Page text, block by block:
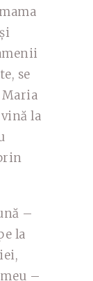
se
Maria
la
–
la
–